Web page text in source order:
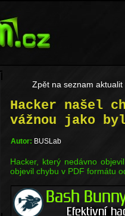
Zpět na seznam aktualit
Hacker našel
vážnou jako
Autor: BUSLab
Hacker, který nedávno
objevil chybu v PDF formátu